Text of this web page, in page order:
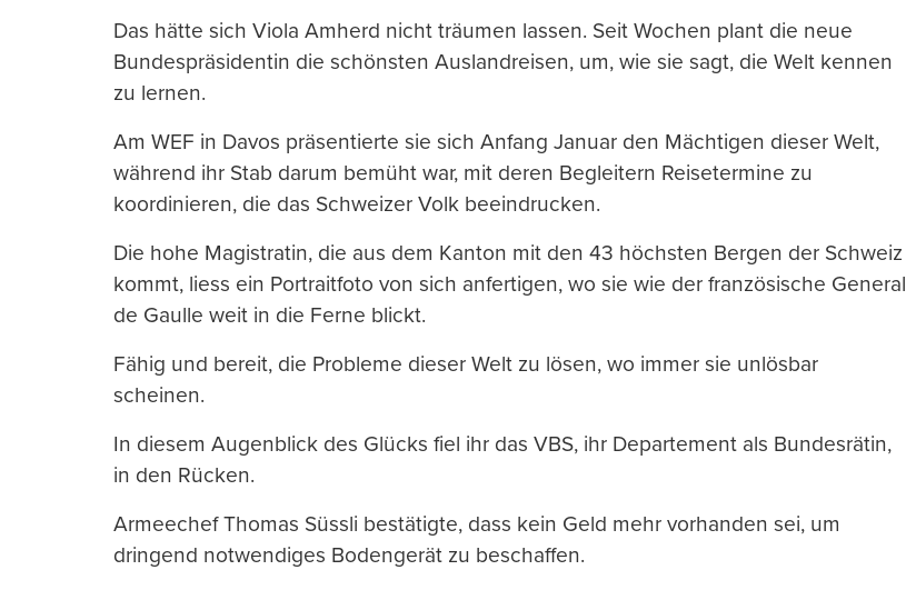
drucken
Das hätte sich Viola Amherd nicht träumen lassen. Seit Wochen plant die neue
Bundespräsidentin die schönsten Auslandreisen, um, wie sie sagt, die Welt kennen
zu lernen.
Am WEF in Davos präsentierte sie sich Anfang Januar den Mächtigen dieser Welt,
während ihr Stab darum bemüht war, mit deren Begleitern Reisetermine zu
koordinieren, die das Schweizer Volk beeindrucken.
Die hohe Magistratin, die aus dem Kanton mit den 43 höchsten Bergen der Schweiz
kommt, liess ein Portraitfoto von sich anfertigen, wo sie wie der französische General
de Gaulle weit in die Ferne blickt.
Fähig und bereit, die Probleme dieser Welt zu lösen, wo immer sie unlösbar
scheinen.
In diesem Augenblick des Glücks fiel ihr das VBS, ihr Departement als Bundesrätin,
in den Rücken.
Armeechef Thomas Süssli bestätigte, dass kein Geld mehr vorhanden sei, um
dringend notwendiges Bodengerät zu beschaffen.